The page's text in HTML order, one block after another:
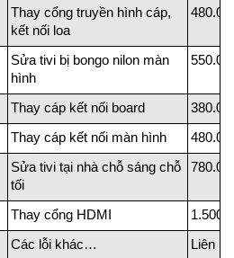
Thay cổng truyền hình cáp,
kết nối loa
Sửa tivi bị bongo nilon màn
hình
Thay cáp kết nối board
Thay cáp kết nối màn hình
Sửa tivi tại nhà chỗ sáng chỗ
tối
Thay cổng HDMI
Các lỗi khác… Liên